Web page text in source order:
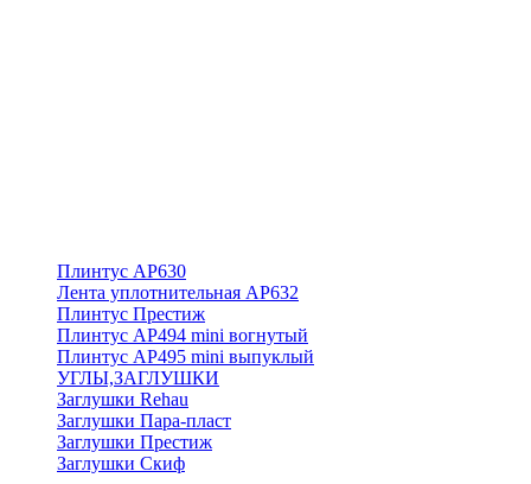
Плинтус АР630
Лента уплотнительная АР632
Плинтус Престиж
Плинтус АР494 mini вогнутый
Плинтус АР495 mini выпуклый
УГЛЫ,ЗАГЛУШКИ
Заглушки Rehau
Заглушки Пара-пласт
Заглушки Престиж
Заглушки Скиф